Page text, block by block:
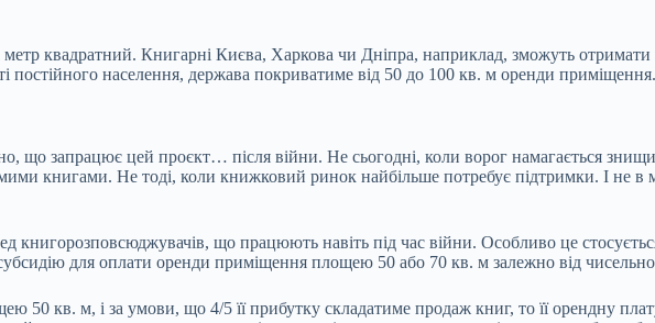
квадратний. Книгарні Києва, Харкова чи Дніпра, наприклад, зможуть отримати
постійного населення, держава покриватиме від 50 до 100 кв. м оренди приміщення.
що запрацює цей проєкт… після війни. Не сьогодні, коли ворог намагається
книгами. Не тоді, коли книжковий ринок найбільше потребує підтримки. І не в
книгорозповсюджувачів, що працюють навіть під час війни. Особливо це
для оплати оренди приміщення площею 50 або 70 кв. м залежно від
кв. м, і за умови, що 4/5 її прибутку складатиме продаж книг, то її орендну